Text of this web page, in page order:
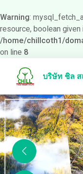
Warning:
resource, boolean given
/home/chillcoth1/
on line 8
บริษัท ชิล